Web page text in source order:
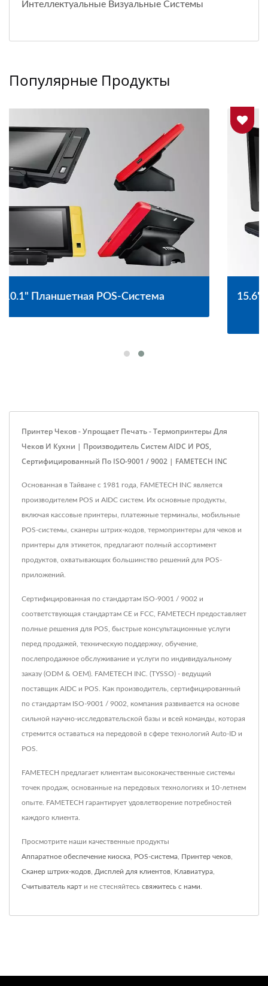
Интеллектуальные Визуальные Системы
Популярные Продукты
15.6" Сенсорный Экран Без Вентилятора POS-
Принтер Чеков - Упрощает Печать - Термопринтеры Для
Чеков И Кухни | Производитель Систем AIDC И POS,
Сертифицированный По ISO-9001 / 9002 | FAMETECH INC
Основанная в Тайване с 1981 года, FAMETECH INC является
производителем POS и AIDC систем. Их основные продукты,
включая кассовые принтеры, платежные терминалы, мобильные
POS-системы, сканеры штрих-кодов, термопринтеры для чеков и
принтеры для этикеток, предлагают полный ассортимент
продуктов, охватывающих большинство решений для POS-
приложений.
Сертифицированная по стандартам ISO-9001 / 9002 и
соответствующая стандартам CE и FCC, FAMETECH предоставляет
полные решения для POS, быстрые консультационные услуги
перед продажей, техническую поддержку, обучение,
послепродажное обслуживание и услуги по индивидуальному
заказу (ODM & OEM). FAMETECH INC. (TYSSO) - ведущий
поставщик AIDC и POS. Как производитель, сертифицированный
по стандартам ISO-9001 / 9002, компания развивается на основе
сильной научно-исследовательской базы и всей команды, которая
стремится оставаться на передовой в сфере технологий Auto-ID и
POS.
FAMETECH предлагает клиентам высококачественные системы
точек продаж, основанные на передовых технологиях и 10-летнем
опыте. FAMETECH гарантирует удовлетворение потребностей
каждого клиента.
Просмотрите наши качественные продукты
Аппаратное обеспечение киоска POS-система Принтер чеков
Сканер штрих-кодов Дисплей для клиентов Клавиатура
Считыватель карт и не стесняйтесь свяжитесь с нами